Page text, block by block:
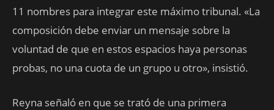
11 nombres para integrar este máximo tribunal. «La
composición debe enviar un mensaje sobre la
voluntad de que en estos espacios haya personas
probas, no una cuota de un grupo u otro», insistió.
Reyna señaló en que se trató de una primera